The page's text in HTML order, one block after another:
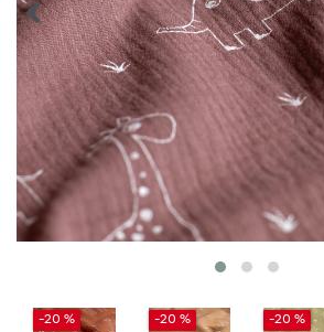
-20 % -20 % -20 %